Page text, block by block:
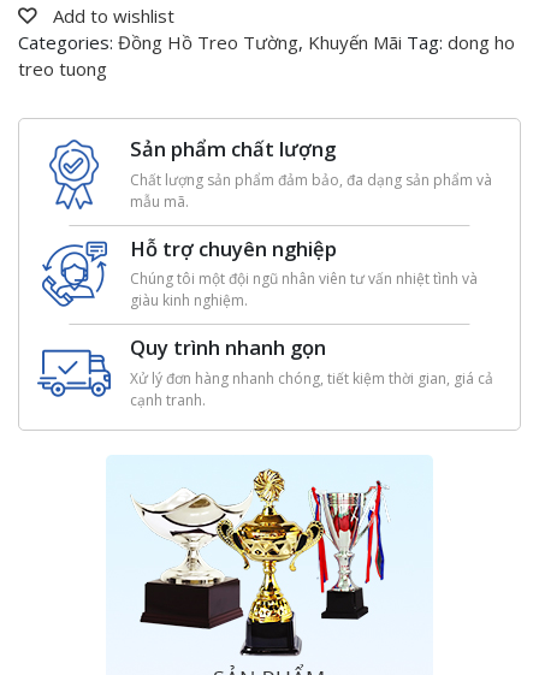
Add to wishlist
Categories: Đồng Hồ Treo Tường, Khuyến Mãi Tag: dong ho
treo tuong
Sản phẩm chất lượng
Chất lượng sản phẩm đảm bảo, đa dạng sản phẩm và
mẫu mã.
Hỗ trợ chuyên nghiệp
Chúng tôi một đội ngũ nhân viên tư vấn nhiệt tình và
giàu kinh nghiệm.
Quy trình nhanh gọn
Xử lý đơn hàng nhanh chóng, tiết kiệm thời gian, giá cả
cạnh tranh.